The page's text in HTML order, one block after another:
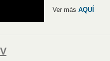
Ver más AQUÍ